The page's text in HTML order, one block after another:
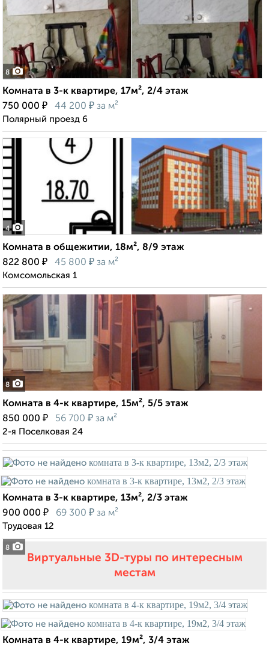
8
Комната в 3-к квартире, 17м², 2/4 этаж
750 000 ₽ 44 200 ₽ за м²
Полярный проезд 6
4
Комната в общежитии, 18м², 8/9 этаж
822 800 ₽ 45 800 ₽ за м²
Комсомольская 1
8
Комната в 4-к квартире, 15м², 5/5 этаж
850 000 ₽ 56 700 ₽ за м²
2-я Поселковая 24
8
Комната в 3-к квартире, 13м², 2/3 этаж
900 000 ₽ 69 300 ₽ за м²
Трудовая 12
Виртуальные 3D-туры по интересным
местам
Комната в 4-к квартире, 19м², 3/4 этаж